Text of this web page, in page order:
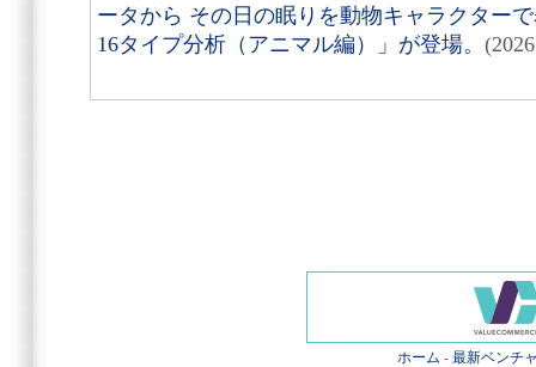
ータから その日の眠りを動物キャラクター
16タイプ分析（アニマル編）」が登場。
ホーム - 最新ベンチ